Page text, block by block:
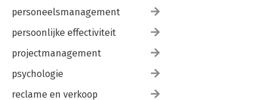
personeelsmanagement
persoonlijke effectiviteit
projectmanagement
psychologie
reclame en verkoop